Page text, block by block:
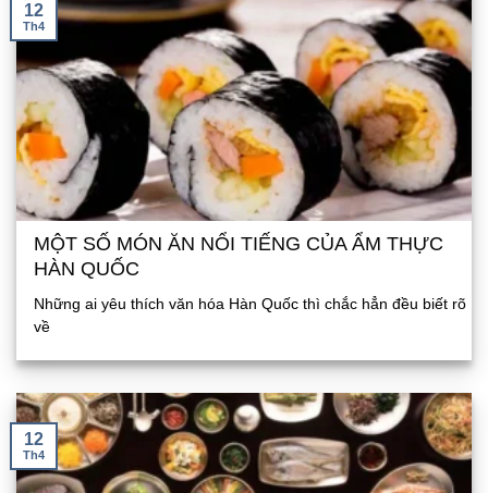
MỘT SỐ MÓN ĂN NỔI TIẾNG CỦA ẨM THỰC
HÀN QUỐC
Những ai yêu thích văn hóa Hàn Quốc thì chắc hẳn đều biết rõ
về
12
Th4
12
Th4